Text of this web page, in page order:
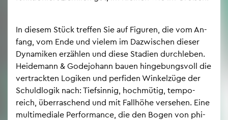
In die­sem Stück tref­fen Sie auf Fi­gu­ren, die vom An­
fang, vom Ende und vie­lem im Da­zwi­schen die­ser
Dy­na­mi­ken er­zäh­len und diese Sta­di­en durch­le­ben.
Hei­de­mann & Go­de­jo­hann bauen hin­ge­bungs­voll die
ver­track­ten Lo­gi­ken und per­fi­den Win­kel­zü­ge der
Schuld­lo­gik nach: Tief­sin­nig, hoch­mü­tig, tem­po­
reich, über­ra­schend und mit Fall­hö­he ver­se­hen. Eine
mul­ti­me­dia­le Per­for­mance, die den Bogen von phi­